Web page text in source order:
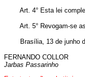
Art. 4° Esta lei
Art. 5° Revogam-se as
Brasília, 13 de junho de
FERNANDO COLLOR
Jarbas Passarinho